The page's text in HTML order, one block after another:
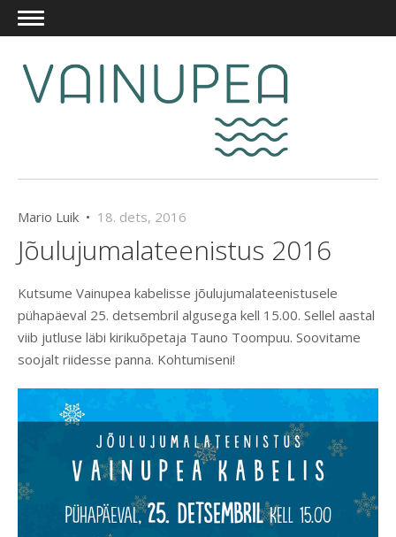
Mario Luik • 18. dets, 2016
Jõulujumalateenistus 2016
Kutsume Vainupea kabelisse jõulujumalateenistusele
pühapäeval 25. detsembril algusega kell 15.00. Sellel aastal
viib jutluse läbi kirikuõpetaja Tauno Toompuu. Soovitame
soojalt riidesse panna. Kohtumiseni!